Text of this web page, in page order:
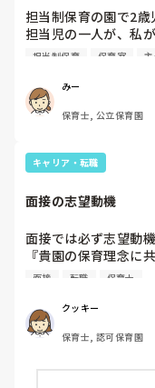
家でもやることはあ
日常生活すら支障を
椅子に座って作業をす
と、園で言われました
なので、子ども椅子
ただじっと座ってい
す。
この高さの作業だと意
なること多いことに
その度にあちらこち
立ち上がる時には、
腰痛、膝痛お持ちの
でしょうか。
担当制保育の園で2歳
担当児の一人が、私
になりました。
4月から私への執着
時に私がそばに行か
寝かしつけしている
もしばしば…
パンツで寝れる子が
うとするとその子も
ので、その子には待
はそれで2回漏らして
2回目は私は見てい
しているように見え
日頃からそのことの
ていますが…
担当制保育 保育室
みー
保育士, 公立保育園
キャリア・転職
面接の志望動機
面接では必ず志望動
『貴園の保育理念に
てると思いました』
私自身、園の雰囲気
正直なところ、家か
ところに重きを置いて
皆さんは、志望動機
面接 転職 保育士
クッキー
保育士, 認可保育園